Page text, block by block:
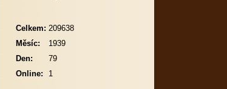
Online: 1
Celkem: 209638
Měsíc:
1939
Den:
79